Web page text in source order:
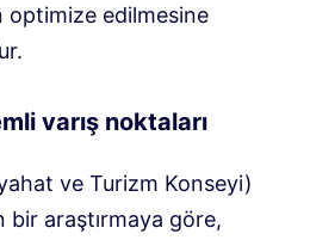
optimize edilmesine
varış noktaları
ve Turizm Konseyi)
bir araştırmaya göre,